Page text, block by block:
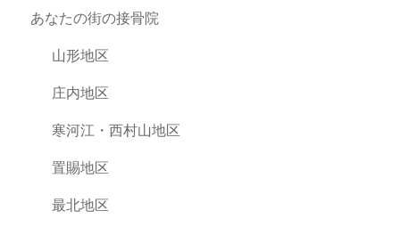
あなたの街の接骨院
山形地区
庄内地区
寒河江・西村山地区
置賜地区
最北地区